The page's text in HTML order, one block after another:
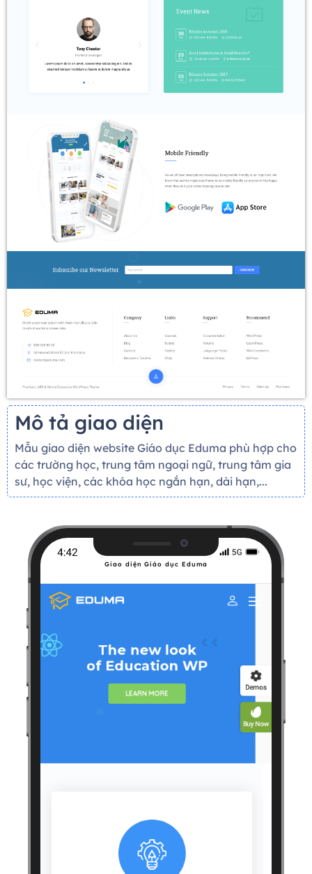
Mô tả giao diện
Mẫu giao diện website Giáo dục Eduma phù hợp cho
các trường học, trung tâm ngoại ngữ, trung tâm gia
sư, học viện, các khóa học ngắn hạn, dài hạn,...
Giao diện Giáo dục Eduma